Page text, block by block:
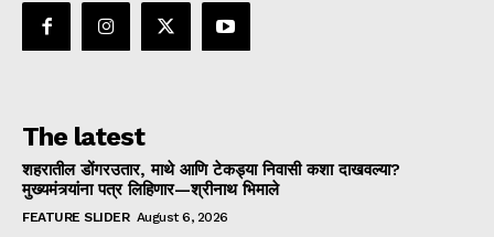
The latest
शहरातील डोंगरउतार, माथे आणि टेकड्या निवासी कशा दाखवल्या?
मुख्यमंत्र्यांना पत्र लिहिणार—श्रीनाथ भिमाले
FEATURE SLIDER August 6, 2026